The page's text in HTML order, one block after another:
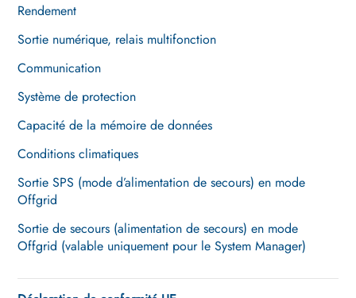
Rendement
Sortie numérique, relais multifonction
Communication
Système de protection
Capacité de la mémoire de données
Conditions climatiques
Sortie SPS (mode d’alimentation de secours) en mode
Offgrid
Sortie de secours (alimentation de secours) en mode
Offgrid (valable uniquement pour le System Manager)